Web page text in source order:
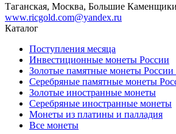
Таганская, Москва, Большие
www.ricgold.com@yandex.ru
Каталог
Поступления месяца
Инвестиционные монеты России
Золотые памятные монеты
Серебряные памятные монеты
Золотые иностранные монеты
Серебряные иностранные монеты
Монеты из платины и палладия
Все монеты